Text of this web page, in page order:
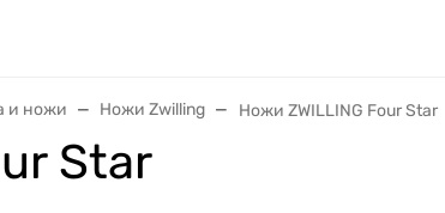
и ножи Ножи Zwilling Ножи ZWILLING Four Star
Star